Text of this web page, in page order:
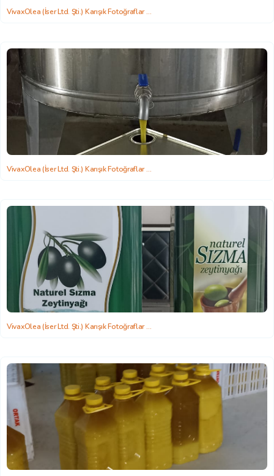
VivaxOlea (İser Ltd. Şti.) Karışık Fotoğraflar
VivaxOlea (İser Ltd. Şti.) Karışık Fotoğraflar
VivaxOlea (İser Ltd. Şti.) Karışık Fotoğraflar